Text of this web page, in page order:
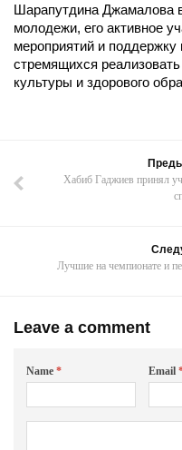
Шарапутдина Джамалова
молодежи, его активное
мероприятий и
стремящихся
культуры и здорового
Хабиб Гаджиев принял
Лучшие на чемпионате и
Leave a comment
Name * Email